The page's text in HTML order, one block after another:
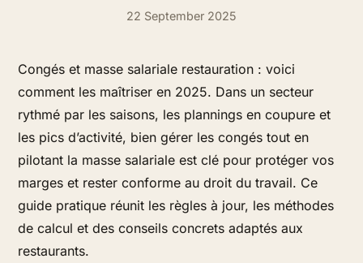
22 September 2025
Congés et masse salariale restauration : voici
comment les maîtriser en 2025. Dans un secteur
rythmé par les saisons, les plannings en coupure et
les pics d’activité, bien gérer les congés tout en
pilotant la masse salariale est clé pour protéger vos
marges et rester conforme au droit du travail. Ce
guide pratique réunit les règles à jour, les méthodes
de calcul et des conseils concrets adaptés aux
restaurants.